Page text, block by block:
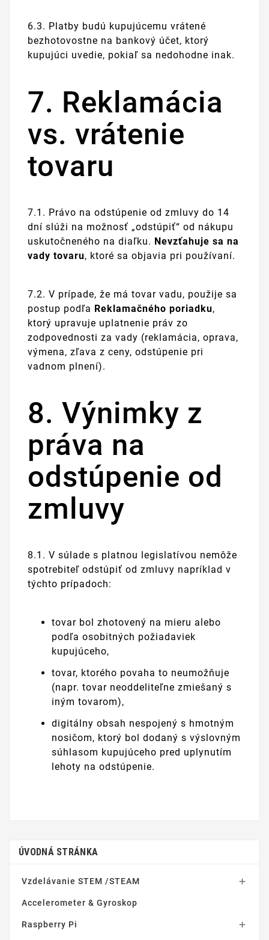
6.3. Platby budú kupujúcemu vrátené
bezhotovostne na bankový účet, ktorý
kupujúci uvedie, pokiaľ sa nedohodne inak.
7. Reklamácia
vs. vrátenie
tovaru
7.1. Právo na odstúpenie od zmluvy do 14
dní slúži na možnosť „odstúpiť“ od nákupu
uskutočneného na diaľku. Nevzťahuje sa na
vady tovaru, ktoré sa objavia pri používaní.
7.2. V prípade, že má tovar vadu, použije sa
postup podľa Reklamačného poriadku,
ktorý upravuje uplatnenie práv zo
zodpovednosti za vady (reklamácia, oprava,
výmena, zľava z ceny, odstúpenie pri
vadnom plnení).
8. Výnimky z
práva na
odstúpenie od
zmluvy
8.1. V súlade s platnou legislatívou nemôže
spotrebiteľ odstúpiť od zmluvy napríklad v
týchto prípadoch:
tovar bol zhotovený na mieru alebo
podľa osobitných požiadaviek
kupujúceho,
tovar, ktorého povaha to neumožňuje
(napr. tovar neoddeliteľne zmiešaný s
iným tovarom),
digitálny obsah nespojený s hmotným
nosičom, ktorý bol dodaný s výslovným
súhlasom kupujúceho pred uplynutím
lehoty na odstúpenie.
ÚVODNÁ STRÁNKA
Vzdelávanie STEM /STEAM 
Accelerometer & Gyroskop
Raspberry Pi 